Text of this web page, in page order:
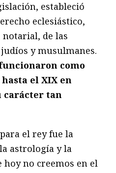
estableció
eclesiástico,
de las
y musulmanes.
como
el XIX en
carácter tan
el rey fue la
astrología y la
hoy no creemos en el